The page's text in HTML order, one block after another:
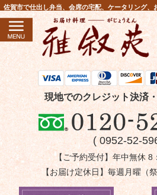
コ
ン
ツ
へ
ス
キ
プ
佐賀市で仕出し弁当、会席の宅配、ケータリング、
現地でのクレジット決済
( 0952-52-
【ご予約受付】年中無休 8
【お届け定休日】毎週月曜（